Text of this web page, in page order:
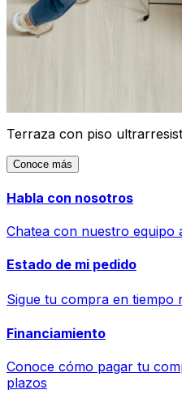
Terraza con piso
Conoce más
Habla con nosotros
Chatea con nuestro equipo
Estado de mi pedido
Sigue tu compra en tiempo
Financiamiento
Conoce cómo pagar tu
plazos